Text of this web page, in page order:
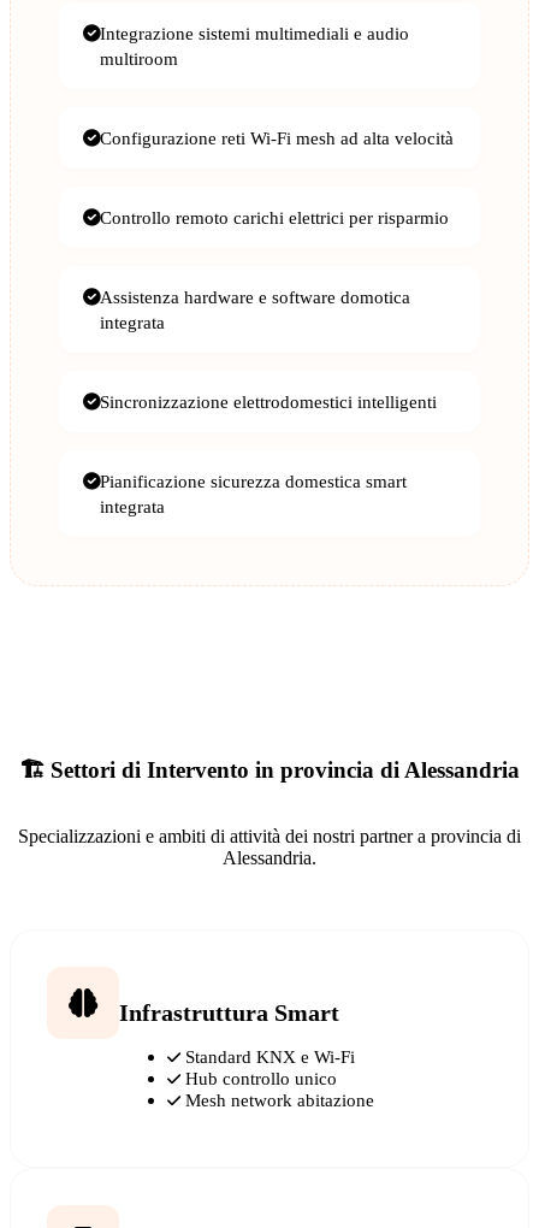
Integrazione sistemi multimediali e audio
multiroom
Configurazione reti Wi-Fi mesh ad alta velocità
Controllo remoto carichi elettrici per risparmio
Assistenza hardware e software domotica
integrata
Sincronizzazione elettrodomestici intelligenti
Pianificazione sicurezza domestica smart
integrata
🏗️ Settori di Intervento in provincia di Alessandria
Specializzazioni e ambiti di attività dei nostri partner a provincia di
Alessandria.
Infrastruttura Smart
Standard KNX e Wi-Fi
Hub controllo unico
Mesh network abitazione